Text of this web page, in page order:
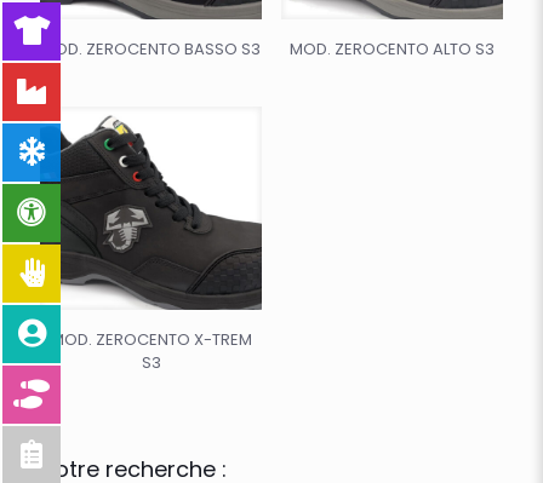
MOD. ZEROCENTO BASSO S3 MOD. ZEROCENTO ALTO S3
MOD. ZEROCENTO X-TREM
S3
Votre recherche :